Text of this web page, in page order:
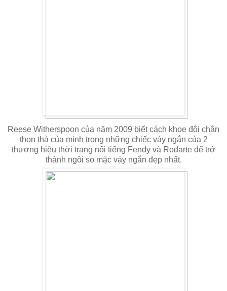
Reese Witherspoon của năm 2009 biết cách khoe đôi chân
thon thả của mình trong những chiếc váy ngắn của 2
thương hiệu thời trang nổi tiếng Fendy và Rodarte để trở
thành ngôi so mặc váy ngắn đẹp nhất.